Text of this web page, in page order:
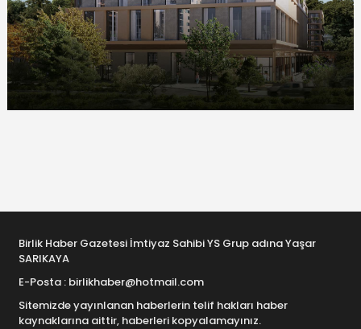
Birlik Haber Gazetesi İmtiyaz Sahibi YS Grup adına Yaşar
SARIKAYA
E-Posta : birlikhaber@hotmail.com
Sitemizde yayınlanan haberlerin telif hakları haber
kaynaklarına aittir, haberleri kopyalamayınız.